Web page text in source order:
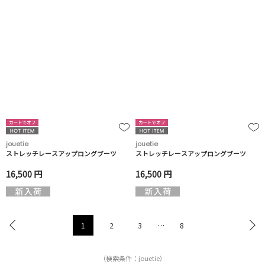
jouetie
ストレッチレースアップロングブーツ
16,500 円
jouetie
ストレッチレースアップロングブーツ
16,500 円
1 2 3 … 8
（検索条件：jouetie）